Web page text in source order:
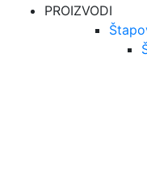
PROIZVODI